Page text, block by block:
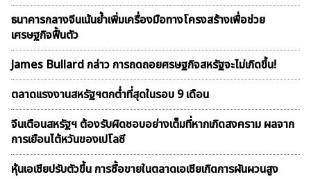
ธนาคารกลางจีนเน้นย้ำเพิ่มเครื่องมือทางโครงสร้างเพื่อช่วย
เศรษฐกิจฟื้นตัว
James Bullard กล่าว การถดถอยศรษฐกิจสหรัฐจะไม่เกิดขึ้น!
ตลาดเเรงงานสหรัฐฯตกต่ำที่สุดในรอบ 9 เดือน
จีนเตือนสหรัฐฯ ต้องรับผิดชอบอย่างเต็มที่หากเกิดสงคราม ผลจาก
การเยือนไต้หวันของเปโลซี
หุ้นเอเชียปรับตัวขึ้น การซื้อขายในตลาดเอเชียเกิดการผันผวนสูง